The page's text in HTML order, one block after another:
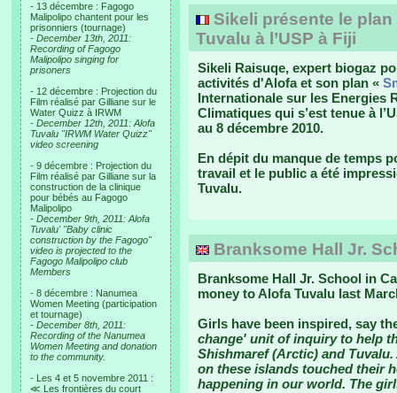
- 13 décembre : Fagogo
Malipolipo chantent pour les
prisonniers (tournage)
- December 13th, 2011:
Recording of Fagogo
Malipolipo singing for
prisoners
- 12 décembre : Projection du
Film réalisé par Gilliane sur le
Water Quizz à IRWM
- December 12th, 2011: Alofa
Tuvalu "IRWM Water Quizz"
video screening
- 9 décembre : Projection du
Film réalisé par Gilliane sur la
construction de la clinique
pour bébés au Fagogo
Malipolipo
- December 9th, 2011: Alofa
Tuvalu' "Baby clinic
construction by the Fagogo"
video is projected to the
Fagogo Malipolipo club
Members
- 8 décembre : Nanumea
Women Meeting (participation
et tournage)
- December 8th, 2011:
Recording of the Nanumea
Women Meeting and donation
to the community.
- Les 4 et 5 novembre 2011 :
≪ Les frontières du court
Sikeli présente le
Tuvalu à l’USP à Fiji
Sikeli Raisuqe, expert biogaz
activités d'Alofa et son plan «
Internationale sur les Energies
Climatiques qui s’est tenue à
au 8 décembre 2010.
En dépit du manque de temps
travail et le public a été
Tuvalu.
Branksome Hall Jr.
Branksome Hall Jr. School in
money to Alofa Tuvalu last
Girls have been inspired, say
change' unit of inquiry to help
Shishmaref (Arctic) and
on these islands touched their
happening in our world. The